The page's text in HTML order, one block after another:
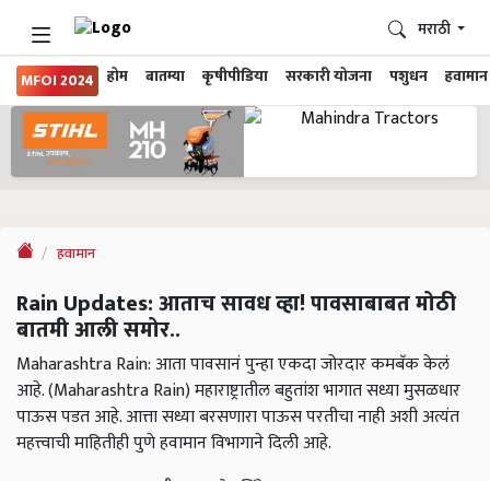
MFOI 2024 होम बातम्या कृषीपीडिया सरकारी योजना पशुधन हवामान
मराठी
हवामान
Rain Updates: आताच सावध व्हा! पावसाबाबत मोठी
बातमी आली समोर..
Maharashtra Rain: आता पावसानं पुन्हा एकदा जोरदार कमबॅक केलं
आहे. (Maharashtra Rain) महाराष्ट्रातील बहुतांश भागात सध्या मुसळधार
पाऊस पडत आहे. आत्ता सध्या बरसणारा पाऊस परतीचा नाही अशी अत्यंत
महत्त्वाची माहितीही पुणे हवामान विभागाने दिली आहे.